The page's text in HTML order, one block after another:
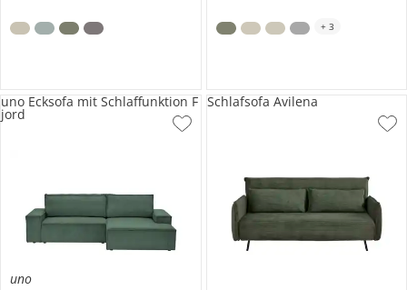
+ 3
uno
uno Ecksofa mit Schlaffunktion F
jord
Schlafsofa Avilena